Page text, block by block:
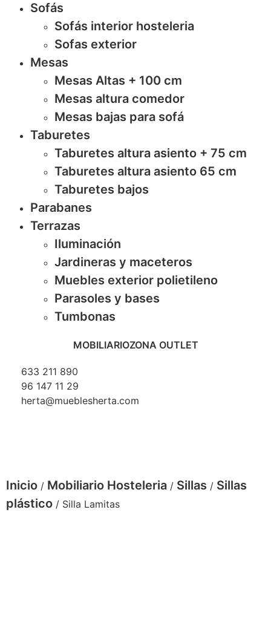
Sofás
Sofás interior hosteleria
Sofas exterior
Mesas
Mesas Altas + 100 cm
Mesas altura comedor
Mesas bajas para sofá
Taburetes
Taburetes altura asiento + 75 cm
Taburetes altura asiento 65 cm
Taburetes bajos
Parabanes
Terrazas
Iluminación
Jardineras y maceteros
Muebles exterior polietileno
Parasoles y bases
Tumbonas
MOBILIARIOZONA OUTLET
633 211 890
96 147 11 29
herta@mueblesherta.com
Inicio / Mobiliario Hosteleria / Sillas / Sillas
plástico / Silla Lamitas